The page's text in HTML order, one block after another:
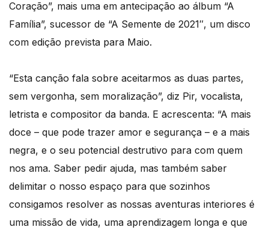
Coração”, mais uma em antecipação ao álbum “A
Família”, sucessor de “A Semente de 2021″, um disco
com edição prevista para Maio.
“Esta canção fala sobre aceitarmos as duas partes,
sem vergonha, sem moralização”, diz Pir, vocalista,
letrista e compositor da banda. E acrescenta: “A mais
doce – que pode trazer amor e segurança – e a mais
negra, e o seu potencial destrutivo para com quem
nos ama. Saber pedir ajuda, mas também saber
delimitar o nosso espaço para que sozinhos
consigamos resolver as nossas aventuras interiores é
uma missão de vida, uma aprendizagem longa e que